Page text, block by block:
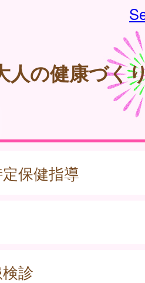
人の健康づく
保健指導
診